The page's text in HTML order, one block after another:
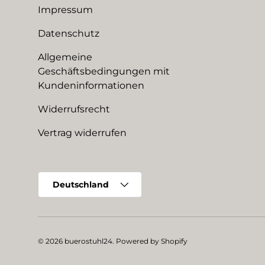
Impressum
Datenschutz
Allgemeine
Geschäftsbedingungen mit
Kundeninformationen
Widerrufsrecht
Vertrag widerrufen
Deutschland
© 2026 buerostuhl24. Powered by Shopify